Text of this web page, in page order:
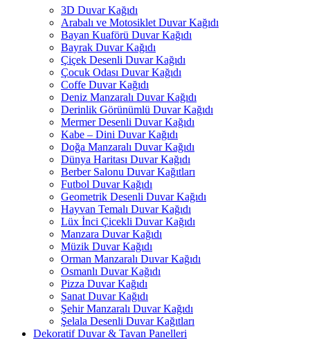
3D Duvar Kağıdı
Arabalı ve Motosiklet Duvar Kağıdı
Bayan Kuaförü Duvar Kağıdı
Bayrak Duvar Kağıdı
Çiçek Desenli Duvar Kağıdı
Çocuk Odası Duvar Kağıdı
Coffe Duvar Kağıdı
Deniz Manzaralı Duvar Kağıdı
Derinlik Görünümlü Duvar Kağıdı
Mermer Desenli Duvar Kağıdı
Kabe – Dini Duvar Kağıdı
Doğa Manzaralı Duvar Kağıdı
Dünya Haritası Duvar Kağıdı
Berber Salonu Duvar Kağıtları
Futbol Duvar Kağıdı
Geometrik Desenli Duvar Kağıdı
Hayvan Temalı Duvar Kağıdı
Lüx İnci Çicekli Duvar Kağıdı
Manzara Duvar Kağıdı
Müzik Duvar Kağıdı
Orman Manzaralı Duvar Kağıdı
Osmanlı Duvar Kağıdı
Pizza Duvar Kağıdı
Sanat Duvar Kağıdı
Şehir Manzaralı Duvar Kağıdı
Şelala Desenli Duvar Kağıtları
Dekoratif Duvar & Tavan Panelleri